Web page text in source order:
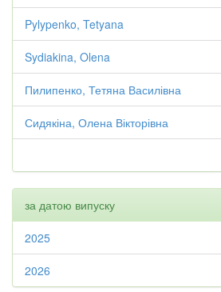
Pylypenko, Tetyana
Sydiakina, Olena
Пилипенко, Тетяна Василівна
Сидякіна, Олена Вікторівна
за датою випуску
2025
2026